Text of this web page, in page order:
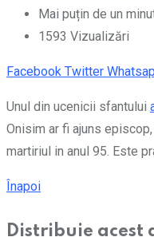
Mai puțin de un
1593 Vizualizări
Facebook Twitter
Unul din ucenicii sfantului
Onisim ar fi ajuns
martiriul in anul 95. Este
Înapoi
Distribuie acest